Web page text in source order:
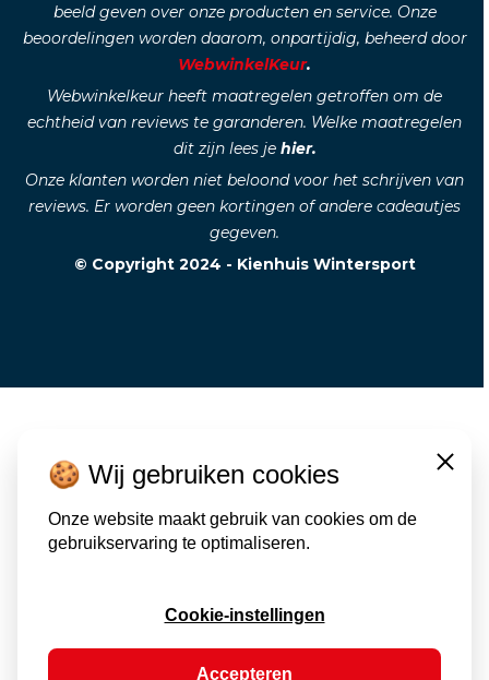
beeld geven over onze producten en service. Onze
beoordelingen worden daarom, onpartijdig, beheerd door
WebwinkelKeur.
Webwinkelkeur heeft maatregelen getroffen om de
echtheid van reviews te garanderen. Welke maatregelen
dit zijn lees je hier.
Onze klanten worden niet beloond voor het schrijven van
reviews. Er worden geen kortingen of andere cadeautjes
gegeven.
© Copyright 2024 - Kienhuis Wintersport
🍪 Wij gebruiken cookies
Onze website maakt gebruik van cookies om de
gebruikservaring te optimaliseren.
Close
Cookie-instellingen
Accepteren